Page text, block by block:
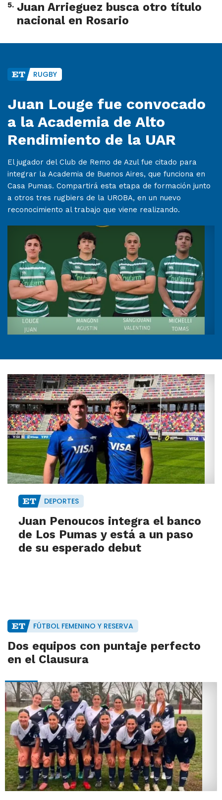
5. Juan Arrieguez busca otro título
nacional en Rosario
RUGBY
Juan Louge fue convocado
a la Academia de Alto
Rendimiento de la UAR
El jugador del Club de Remo de Azul fue citado para
integrar la Academia de Buenos Aires, que funciona en
Casa Pumas. Compartirá esta etapa de formación junto
a otros tres rugbiers de la UROBA, en un nuevo
reconocimiento al trabajo que viene realizando.
DEPORTES
Juan Penoucos integra el banco
de Los Pumas y está a un paso
de su esperado debut
FÚTBOL FEMENINO Y RESERVA
Dos equipos con puntaje perfecto
en el Clausura